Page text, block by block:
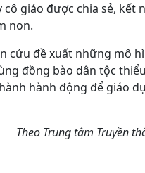
giáo được chia sẻ, kết
non.
cứu đề xuất những mô
đồng bào dân tộc
hành động để giáo
Theo Trung tâm Truyền